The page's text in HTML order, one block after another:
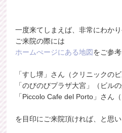
一度来てしまえば、非常にわか
ご来院の際には
ホームぺージにある地図をご参
「すし堺」さん（クリニックのビ
「のびのびプラザ大宮」（ビルの
「Piccolo Cafe del Porto」さん
を目印にご来院頂ければ、と思い